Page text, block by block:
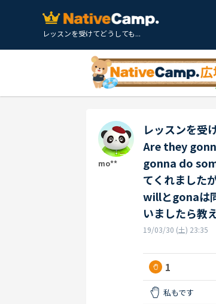
レッスンを受けてどうしても...
mo**
レッスンを受
Are they
gonna do
てくれました
willとgonaは
いましたら教
19/03/30 (土) 23:35
1
私もです